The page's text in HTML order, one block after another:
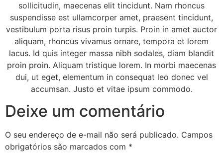
sollicitudin, maecenas elit tincidunt. Nam rhoncus
suspendisse est ullamcorper amet, praesent tincidunt,
vestibulum porta risus proin turpis. Proin in amet auctor
aliquam, rhoncus vivamus ornare, tempora et lorem
lacus. Id quis integer massa nibh sodales, diam blandit
proin proin. Aliquam tristique lorem. In morbi maecenas
dui, ut eget, elementum in consequat leo donec vel
accumsan. Justo et vitae ipsum commodo.
Deixe um comentário
O seu endereço de e-mail não será publicado. Campos
obrigatórios são marcados com *